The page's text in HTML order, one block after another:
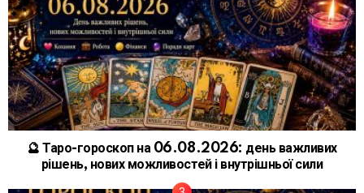
🔮 Таро-гороскоп на 06.08.2026: день важливих
рішень, нових можливостей і внутрішньої сили